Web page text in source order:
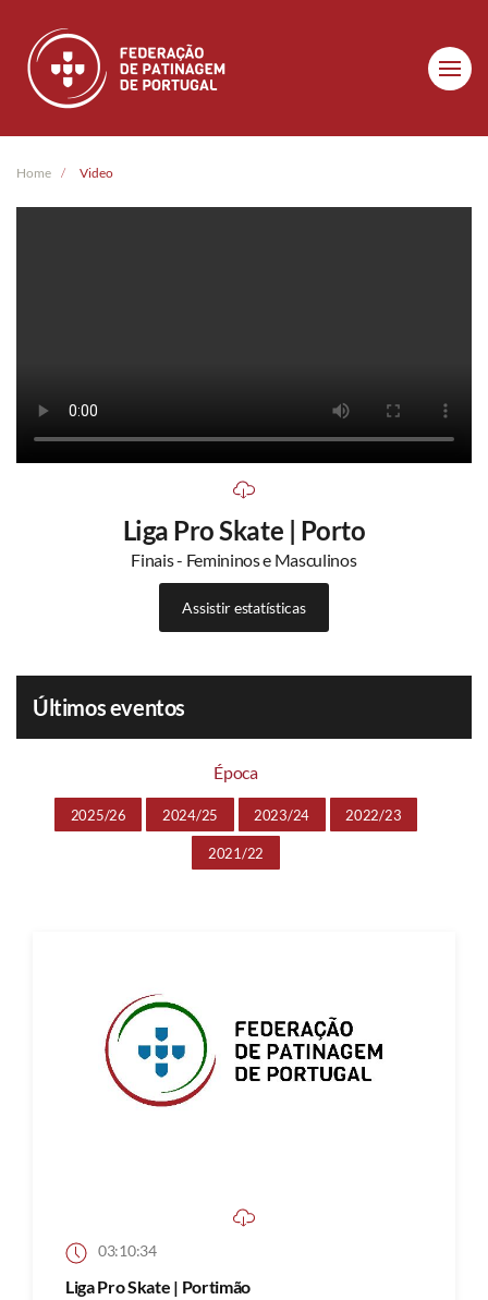
Skip to main content
Home Video
Liga Pro Skate | Porto
Finais - Femininos e Masculinos
Assistir estatísticas
Últimos eventos
Época
2025/26 2024/25 2023/24 2022/23
2021/22
03:10:34
Liga Pro Skate | Portimão